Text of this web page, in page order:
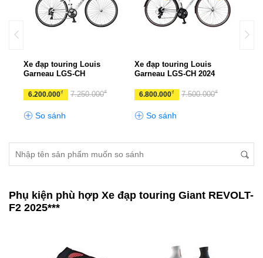
Xe đạp touring Louis
Garneau LGS-CH
6.200.000₫ 7.250.000₫
So sánh
Xe đạp touring Louis
Garneau LGS-CH 2024
6.800.000₫ 7.500.000₫
So sánh
Phụ kiện phù hợp Xe đạp touring Giant REVOLT-
F2 2025***